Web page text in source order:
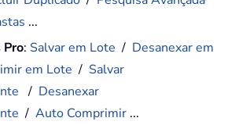
...
Pro: Salvar em Lote / Desanexar em
em Lote / Salvar
/ Desanexar
/Auto Comprimir ...